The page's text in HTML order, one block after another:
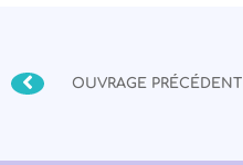
OUVRAGE PRÉCÉDENT